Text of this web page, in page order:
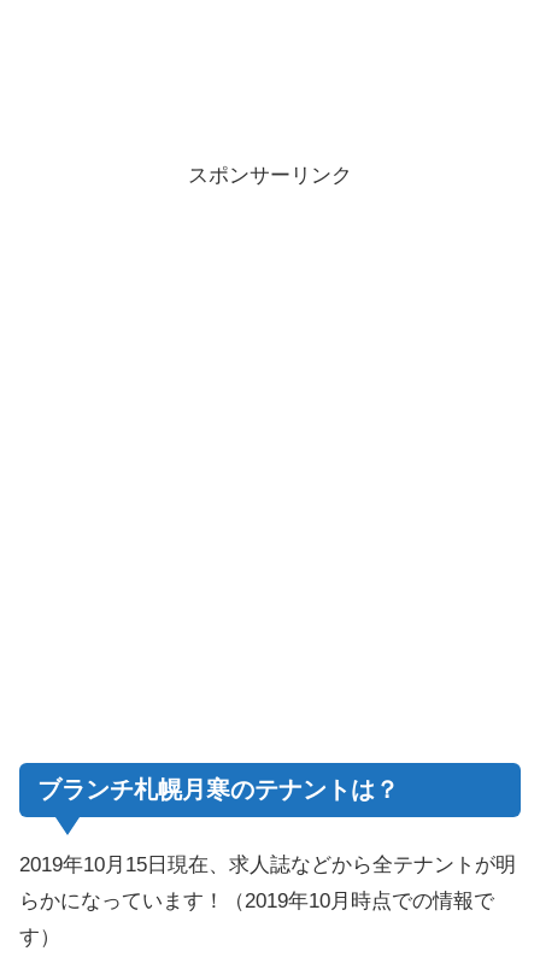
スポンサーリンク
ブランチ札幌月寒のテナントは？
2019年10月15日現在、求人誌などから全テナントが明
らかになっています！（2019年10月時点での情報で
す）